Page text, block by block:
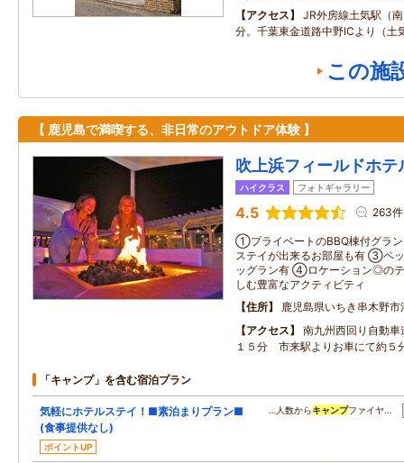
アクセス
JR外房線土気駅（
分。千葉東金道路中野ICより（土
この施
【 鹿児島で満喫する、非日常のアウトドア体験 】
吹上浜フィールドホテ
ハイクラス フォトギャラリー
4.5 263件
①プライベートのBBQ棟付グラ
ステイが出来るお部屋も有 ③ペ
ッグラン有 ④ロケーション◎の
しむ豊富なアクティビティ
住所
鹿児島県いちき串木野
アクセス
南九州西回り自動
１５分 市来駅よりお車にて約５
「キャンプ」を含む宿泊プラン
気軽にホテルステイ！■素泊まりプラン■
(食事提供なし)
ポイントUP
…人数からキャンプファイヤ…